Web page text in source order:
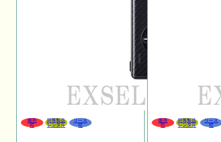
販売
可
同等製品
レンタル
リース
可
販売
可
同等製品
レンタル
リース
可